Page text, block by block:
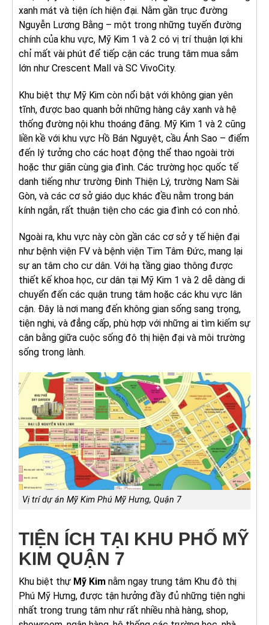
xanh mát và tiện ích hiện đại. Nằm gần trục đường
Nguyễn Lương Bằng – một trong những tuyến đường
chính của khu vực, Mỹ Kim 1 và 2 có vị trí thuận lợi khi
chỉ mất vài phút để tiếp cận các trung tâm mua sắm
lớn như Crescent Mall và SC VivoCity.
Khu biệt thự Mỹ Kim còn nổi bật với không gian yên
tĩnh, được bao quanh bởi những hàng cây xanh và hệ
thống đường nội khu thoáng đãng. Mỹ Kim 1 và 2 cũng
liền kề với khu vực Hồ Bán Nguyệt, cầu Ánh Sao – điểm
đến lý tưởng cho các hoạt động thể thao ngoài trời
hoặc thư giãn cùng gia đình. Các trường học quốc tế
danh tiếng như trường Đinh Thiện Lý, trường Nam Sài
Gòn, và các cơ sở giáo dục khác đều nằm trong bán
kính ngắn, rất thuận tiện cho các gia đình có con nhỏ.
Ngoài ra, khu vực này còn gần các cơ sở y tế hiện đại
như bệnh viện FV và bệnh viện Tim Tâm Đức, mang lại
sự an tâm cho cư dân. Với hạ tầng giao thông được
thiết kế khoa học, cư dân tại Mỹ Kim 1 và 2 dễ dàng di
chuyển đến các quận trung tâm hoặc các khu vực lân
cận. Đây là nơi mang đến không gian sống sang trọng,
tiện nghi, và đẳng cấp, phù hợp với những ai tìm kiếm sự
cân bằng giữa cuộc sống đô thị hiện đại và môi trường
sống trong lành.
Vị trí dự án Mỹ Kim Phú Mỹ Hưng, Quận 7
TIỆN ÍCH TẠI KHU PHỐ MỸ
KIM QUẬN 7
Khu biệt thự Mỹ Kim nằm ngay trung tâm Khu đô thị
Phú Mỹ Hưng, được tận hưởng đầy đủ những tiện nghi
nhất trong trung tâm như rất nhiều nhà hàng, shop,